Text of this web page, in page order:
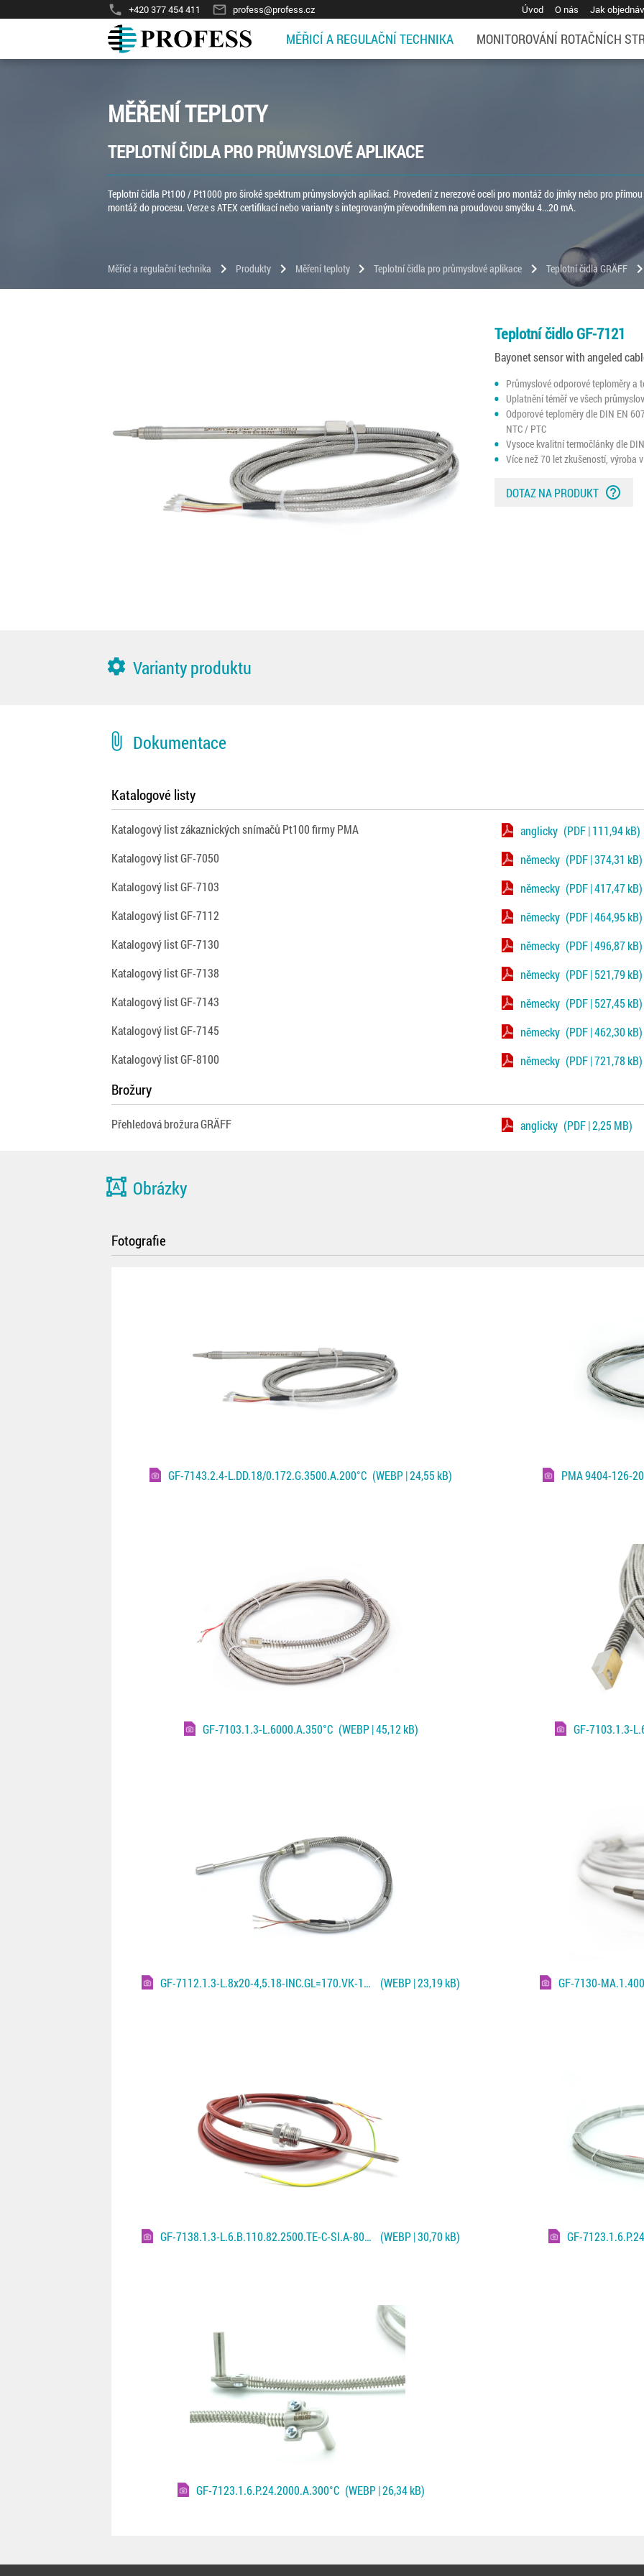
phone +420 377 454 411 mail_outline profess@profess.cz Úvod O nás Jak
MĚŘICÍ A REGULAČNÍ TECHNIKA MONITOROVÁNÍ ROTAČNÍCH
MĚŘENÍ TEPLOTY
TEPLOTNÍ ČIDLA PRO PRŮMYSLOVÉ APLIKACE
Teplotní čidla Pt100 / Pt1000 pro široké spektrum průmyslových aplikací. Provedení z nerezové oceli pro montáž do jímky nebo pro přímou
montáž do procesu. Verze s ATEX certifikací nebo varianty s integrovaným převodníkem na proudovou smyčku 4...20 mA.
Měřicí a regulační technika chevron_right Produkty chevron_right Měření teploty chevron_right Teplotní čidla pro průmyslové aplikace chevron_right Teplotní čidla GRÄFF chevron_right
Teplotní čidlo GF-7121
Bayonet sensor with angeled
Průmyslové odporové teploměry a
Uplatnění téměř ve všech
Odporové teploměry dle DIN EN
NTC / PTC
Vysoce kvalitní termočlánky dle
Více než 70 let zkušeností, výroba
DOTAZ NA PRODUKT help_outline
settings Varianty produktu
attach_file Dokumentace
Katalogové listy
Katalogový list zákaznických snímačů Pt100 firmy PMA anglicky (PDF | 111,94 kB)
Katalogový list GF-7050
německy (PDF | 374,31 kB)
Katalogový list GF-7103
německy (PDF | 417,47 kB)
Katalogový list GF-7112
německy (PDF | 464,95 kB)
Katalogový list GF-7130
německy (PDF | 496,87 kB)
Katalogový list GF-7138
německy (PDF | 521,79 kB)
Katalogový list GF-7143
německy (PDF | 527,45 kB)
Katalogový list GF-7145
německy (PDF | 462,30 kB)
Katalogový list GF-8100
německy (PDF | 721,78 kB)
Brožury
Přehledová brožura GRÄFF anglicky (PDF | 2,25 MB)
format_shapes Obrázky
Fotografie
GF-7143.2.4-L.DD.18/0.172.G.3500.A.200°C (WEBP | 24,55 kB) PMA 9404-126-
GF-7103.1.3-L.6000.A.350°C (WEBP | 45,12 kB) GF-7103.1.3-
GF-7112.1.3-L.8x20-4,5.18-INC.GL=170.VK-14-ST.-.2000.A.600°C (WEBP | 23,19 kB) GF-7130-
GF-7138.1.3-L.6.B.110.82.2500.TE-C-SI.A-80-8.180°C (WEBP | 30,70 kB) GF-
GF-7123.1.6.P.24.2000.A.300°C (WEBP | 26,34 kB)